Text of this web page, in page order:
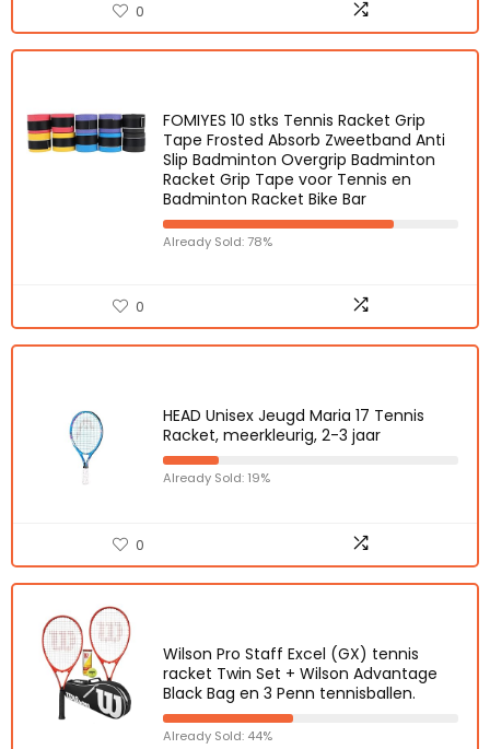
0
FOMIYES 10 stks Tennis Racket Grip
Tape Frosted Absorb Zweetband Anti
Slip Badminton Overgrip Badminton
Racket Grip Tape voor Tennis en
Badminton Racket Bike Bar
Already Sold: 78%
0
HEAD Unisex Jeugd Maria 17 Tennis
Racket, meerkleurig, 2-3 jaar
Already Sold: 19%
0
Wilson Pro Staff Excel (GX) tennis
racket Twin Set + Wilson Advantage
Black Bag en 3 Penn tennisballen.
Already Sold: 44%